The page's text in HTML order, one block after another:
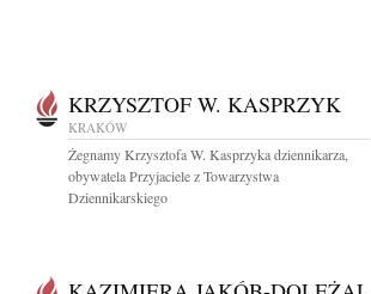
KRZYSZTOF W. KASPRZYK
KRAKÓW
Żegnamy Krzysztofa W. Kasprzyka dziennikarza,
obywatela Przyjaciele z Towarzystwa
Dziennikarskiego